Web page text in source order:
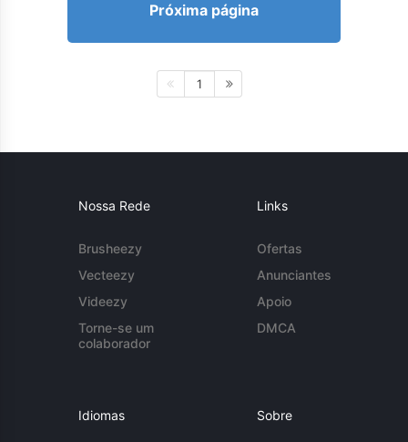
Próxima página
1
Nossa Rede
Brusheezy
Vecteezy
Videezy
Torne-se um
colaborador
Links
Ofertas
Anunciantes
Apoio
DMCA
Idiomas Sobre